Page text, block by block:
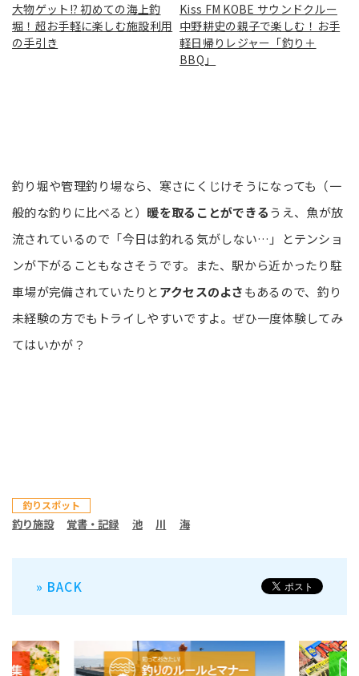
大物ゲット!? 初めての海上釣
堀！超お手軽に楽しむ施設利用
の手引き
Kiss FM KOBE サウンドクルー
中野耕史の親子で楽しむ！お手
軽日帰りレジャー「釣り＋
BBQ」
釣り堀や管理釣り場なら、寒さにくじけそうになっても（一
般的な釣りに比べると） 暖を取ることができるうえ、魚が放
流されているので「今日は釣れる気がしない…」とテンショ
ンが下がることもなさそうです。また、駅から近かったり駐
車場が完備されていたりとアクセスのよさもあるので、釣り
未経験の方でもトライしやすいですよ。ぜひ一度体験してみ
てはいかが？
釣りスポット
釣り施設 覚書・記録 池 川 海
» BACK